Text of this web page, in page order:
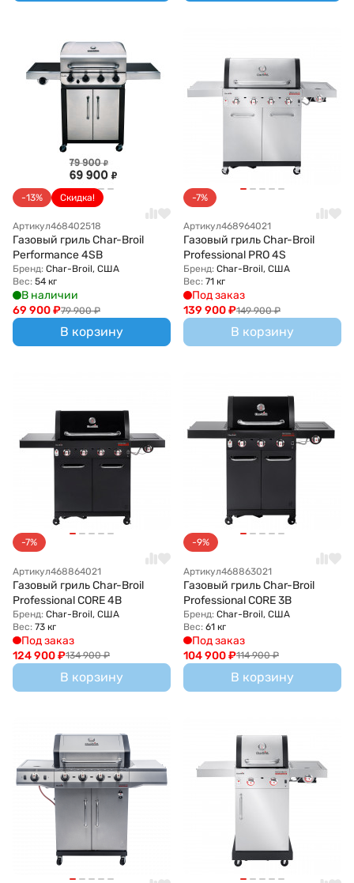
-13% Скидка!
Артикул468402518
Газовый гриль Char-Broil
Performance 4SB
Бренд: Char-Broil, США
Вес: 54 кг
В наличии
79 900 ₽
69 900₽
В корзину
-7%
Артикул468964021
Газовый гриль Char-Broil
Professional PRO 4S
Бренд: Char-Broil, США
Вес: 71 кг
Под заказ
149 900 ₽
139 900₽
В корзину
-7%
Артикул468864021
Газовый гриль Char-Broil
Professional CORE 4B
Бренд: Char-Broil, США
Вес: 73 кг
Под заказ
134 900 ₽
124 900₽
В корзину
-9%
Артикул468863021
Газовый гриль Char-Broil
Professional CORE 3B
Бренд: Char-Broil, США
Вес: 61 кг
Под заказ
114 900 ₽
104 900₽
В корзину